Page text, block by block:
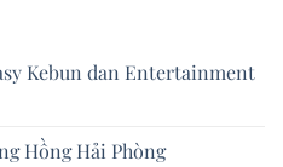
Kebun dan Entertainment
Hồng Hải Phòng